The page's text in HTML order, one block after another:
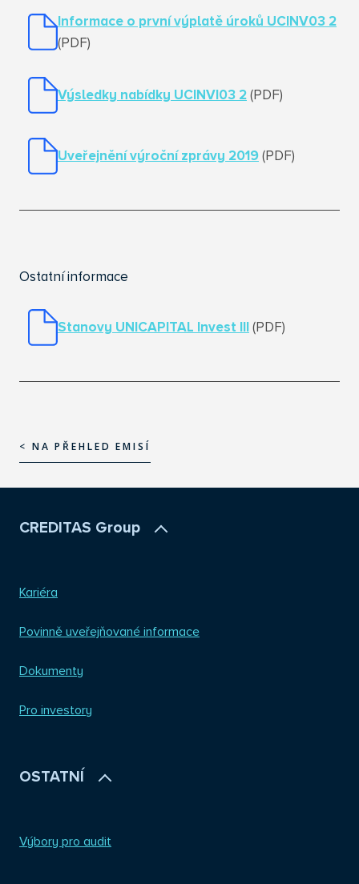
Informace o první výplatě úroků UCINV03 2
(PDF)
Výsledky nabídky UCINVI03 2 (PDF)
Uveřejnění výroční zprávy 2019 (PDF)
Ostatní informace
Stanovy UNICAPITAL Invest III (PDF)
< NA PŘEHLED EMISÍ
CREDITAS Group
Kariéra
Povinně uveřejňované informace
Dokumenty
Pro investory
OSTATNÍ
Výbory pro audit